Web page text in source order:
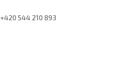
+420 544 210 893